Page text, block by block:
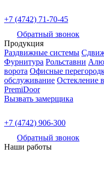
+7 (4742) 71-70-45
Обратный звонок
Продукция
Раздвижные системы
Фурнитура Рольставни
ворота Офисные
обслуживание Остекление
PremiDoor
Вызвать замерщика
+7 (4742) 906-300
Обратный звонок
Наши работы